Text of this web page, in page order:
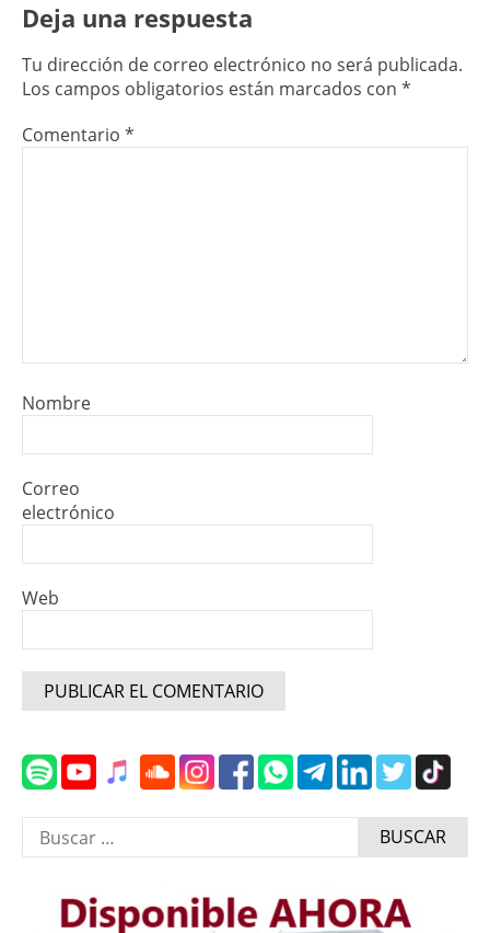
Deja una respuesta
Tu dirección de correo electrónico no será publicada.
Los campos obligatorios están marcados con *
Comentario *
Nombre
Correo
electrónico
Web
Buscar: